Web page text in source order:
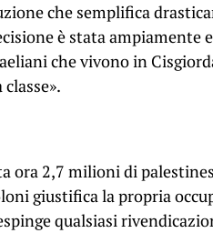
che semplifica
è stata ampiamente
che vivono in
ora 2,7 milioni di
giustifica la propria
qualsiasi